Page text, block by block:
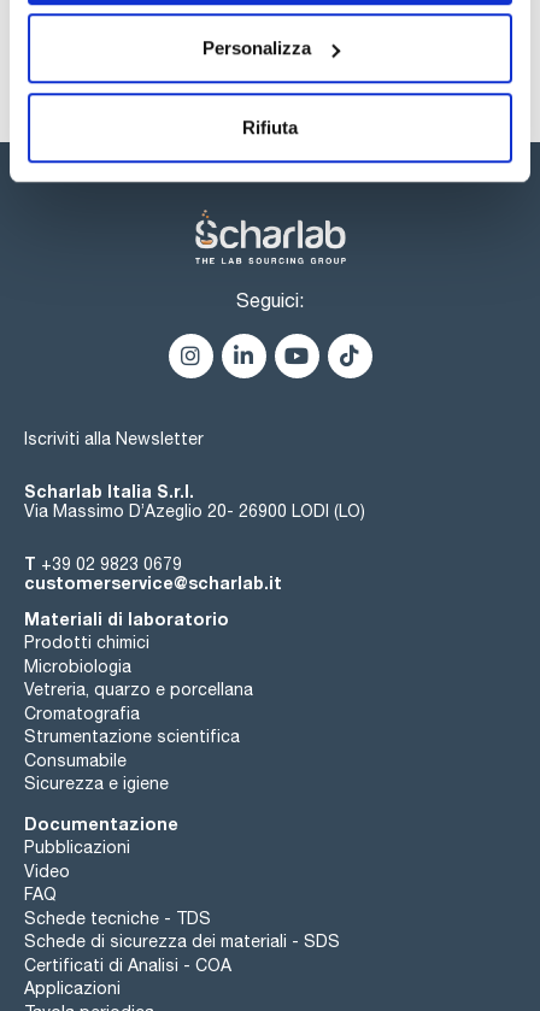
Personalizza
Rifiuta
Registrati per i download
Seguici:
Iscriviti alla Newsletter
Scharlab Italia S.r.l.
Via Massimo D’Azeglio 20- 26900 LODI (LO)
T +39 02 9823 0679
customerservice@scharlab.it
Materiali di laboratorio
Prodotti chimici
Microbiologia
Vetreria, quarzo e porcellana
Cromatografia
Strumentazione scientifica
Consumabile
Sicurezza e igiene
Documentazione
Pubblicazioni
Video
FAQ
Schede tecniche - TDS
Schede di sicurezza dei materiali - SDS
Certificati di Analisi - COA
Applicazioni